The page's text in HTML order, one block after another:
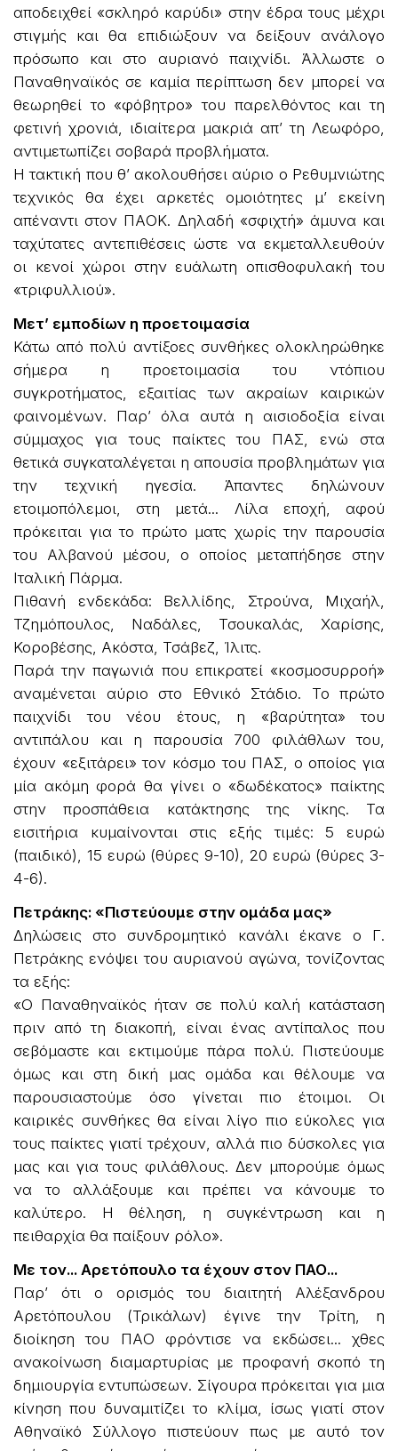
αποδειχθεί «σκληρό καρύδι» στην έδρα τους μέχρι
στιγμής και θα επιδιώξουν να δείξουν ανάλογο
πρόσωπο και στο αυριανό παιχνίδι. Άλλωστε ο
Παναθηναϊκός σε καμία περίπτωση δεν μπορεί να
θεωρηθεί το «φόβητρο» του παρελθόντος και τη
φετινή χρονιά, ιδιαίτερα μακριά απ’ τη Λεωφόρο,
αντιμετωπίζει σοβαρά προβλήματα.
Η τακτική που θ’ ακολουθήσει αύριο ο Ρεθυμνιώτης
τεχνικός θα έχει αρκετές ομοιότητες μ’ εκείνη
απέναντι στον ΠΑΟΚ. Δηλαδή «σφιχτή» άμυνα και
ταχύτατες αντεπιθέσεις ώστε να εκμεταλλευθούν
οι κενοί χώροι στην ευάλωτη οπισθοφυλακή του
«τριφυλλιού».
Μετ’ εμποδίων η προετοιμασία
Κάτω από πολύ αντίξοες συνθήκες ολοκληρώθηκε
σήμερα η προετοιμασία του ντόπιου
συγκροτήματος, εξαιτίας των ακραίων καιρικών
φαινομένων. Παρ’ όλα αυτά η αισιοδοξία είναι
σύμμαχος για τους παίκτες του ΠΑΣ, ενώ στα
θετικά συγκαταλέγεται η απουσία προβλημάτων για
την τεχνική ηγεσία. Άπαντες δηλώνουν
ετοιμοπόλεμοι, στη μετά... Λίλα εποχή, αφού
πρόκειται για το πρώτο ματς χωρίς την παρουσία
του Αλβανού μέσου, ο οποίος μεταπήδησε στην
Ιταλική Πάρμα.
Πιθανή ενδεκάδα: Βελλίδης, Στρούνα, Μιχαήλ,
Τζημόπουλος, Ναδάλες, Τσουκαλάς, Χαρίσης,
Κοροβέσης, Ακόστα, Τσάβεζ, Ίλιτς.
Παρά την παγωνιά που επικρατεί «κοσμοσυρροή»
αναμένεται αύριο στο Εθνικό Στάδιο. Το πρώτο
παιχνίδι του νέου έτους, η «βαρύτητα» του
αντιπάλου και η παρουσία 700 φιλάθλων του,
έχουν «εξιτάρει» τον κόσμο του ΠΑΣ, ο οποίος για
μία ακόμη φορά θα γίνει ο «δωδέκατος» παίκτης
στην προσπάθεια κατάκτησης της νίκης. Τα
εισιτήρια κυμαίνονται στις εξής τιμές: 5 ευρώ
(παιδικό), 15 ευρώ (θύρες 9-10), 20 ευρώ (θύρες 3-
4-6).
Πετράκης: «Πιστεύουμε στην ομάδα μας»
Δηλώσεις στο συνδρομητικό κανάλι έκανε ο Γ.
Πετράκης ενόψει του αυριανού αγώνα, τονίζοντας
τα εξής:
«Ο Παναθηναϊκός ήταν σε πολύ καλή κατάσταση
πριν από τη διακοπή, είναι ένας αντίπαλος που
σεβόμαστε και εκτιμούμε πάρα πολύ. Πιστεύουμε
όμως και στη δική μας ομάδα και θέλουμε να
παρουσιαστούμε όσο γίνεται πιο έτοιμοι. Οι
καιρικές συνθήκες θα είναι λίγο πιο εύκολες για
τους παίκτες γιατί τρέχουν, αλλά πιο δύσκολες για
μας και για τους φιλάθλους. Δεν μπορούμε όμως
να το αλλάξουμε και πρέπει να κάνουμε το
καλύτερο. Η θέληση, η συγκέντρωση και η
πειθαρχία θα παίξουν ρόλο».
Με τον... Αρετόπουλο τα έχουν στον ΠΑΟ...
Παρ’ ότι ο ορισμός του διαιτητή Αλέξανδρου
Αρετόπουλου (Τρικάλων) έγινε την Τρίτη, η
διοίκηση του ΠΑΟ φρόντισε να εκδώσει... χθες
ανακοίνωση διαμαρτυρίας με προφανή σκοπό τη
δημιουργία εντυπώσεων. Σίγουρα πρόκειται για μια
κίνηση που δυναμιτίζει το κλίμα, ίσως γιατί στον
Αθηναϊκό Σύλλογο πιστεύουν πως με αυτό τον